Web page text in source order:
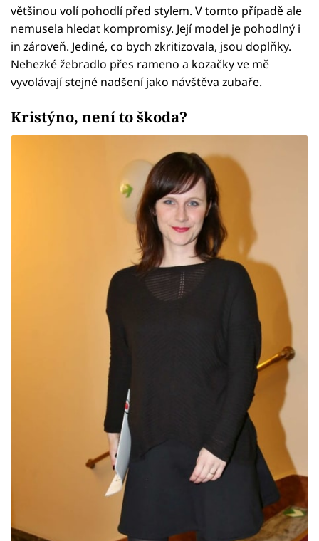
většinou volí pohodlí před stylem. V tomto případě ale
nemusela hledat kompromisy. Její model je pohodlný i
in zároveň. Jediné, co bych zkritizovala, jsou doplňky.
Nehezké žebradlo přes rameno a kozačky ve mě
vyvolávají stejné nadšení jako návštěva zubaře.
Kristýno, není to škoda?